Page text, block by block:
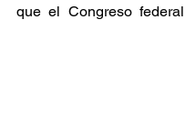
que el Congreso